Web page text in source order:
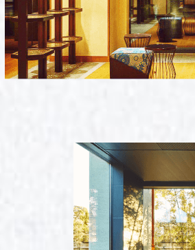
日本美學旅
首爾 釜山 濟州
馬來西亞 新加坡
吉隆坡 麻六甲